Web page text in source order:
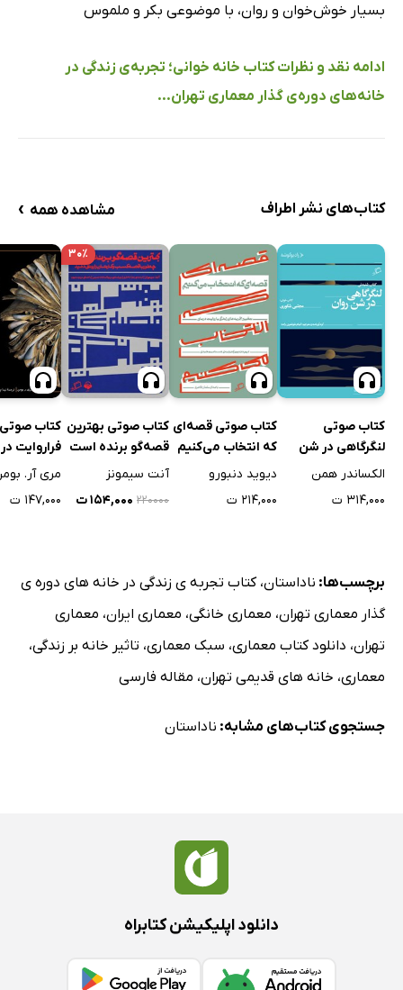
بسیار خوش‌خوان و روان، با موضوعی بکر و ملموس
ادامه نقد و نظرات کتاب خانه خوانی؛ تجربه‌ی زندگی در
خانه‌های دوره‌ی گذار معماری تهران...
کتاب‌های نشر اطراف مشاهده همه ›
کتاب صوتی
لنگرگاهی در شن
روان
الکساندر همن
۳۱۴,۰۰۰ ت
کتاب صوتی قصه‌ای
که انتخاب می‌کنیم
دیوید دنبورو
۲۱۴,۰۰۰ ت
۳۰٪
کتاب صوتی بهترین
قصه‌گو برنده است
آنت سیمونز
۲۲۰۰۰۰ ۱۵۴,۰۰۰ ت
کتاب صوتی
فراروایت
حلقه‌ها
مری آر.
۱۴۷,۰۰۰ ت
برچسب‌ها: ناداستان،کتاب تجربه ی زندگی در خانه های دوره ی
گذار معماری تهران، معماری خانگی، معماری ایران، معماری
تهران، دانلود کتاب معماری، سبک معماری، تاثیر خانه بر زندگی،
معماری، خانه های قدیمی تهران، مقاله فارسی
جستجوی کتاب‌های مشابه: ناداستان
دانلود اپلیکیشن کتابراه